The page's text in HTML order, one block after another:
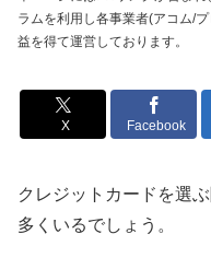
ラムを利用し各事業者(アコム/
益を得て運営しております。
X Facebook
クレジットカードを選
多くいるでしょう。